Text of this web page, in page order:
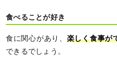
食べることが好き
食に関心があり、 楽しく食事が
できるでしょう。